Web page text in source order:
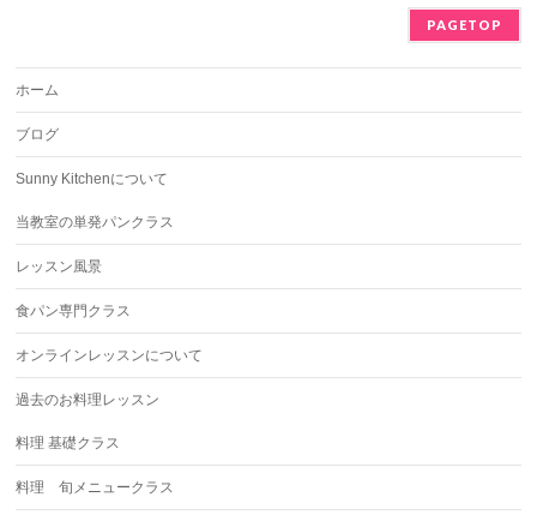
PAGETOP
ホーム
ブログ
Sunny Kitchenについて
当教室の単発パンクラス
レッスン風景
食パン専門クラス
オンラインレッスンについて
過去のお料理レッスン
料理 基礎クラス
料理 旬メニュークラス